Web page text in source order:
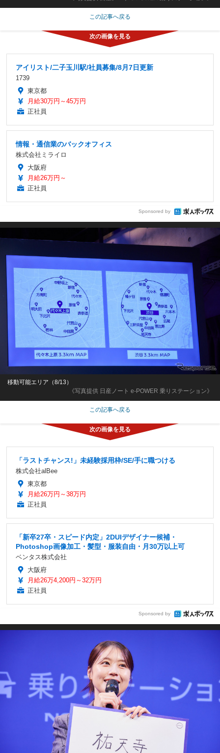
この記事へ戻る
アイリスト/二子玉川駅/社員募集/8月7日更新
1739
東京都
月給30万円～45万円
正社員
情報・通信業のバックオフィス
株式会社ミライロ
大阪府
月給26万円～
正社員
Sponsored by
《写真提供 日産ノート e-POWER 乗りステーション》
移動可能エリア（8/13）
この記事へ戻る
「ラストチャンス!」未経験採用枠/SE/手に職つける
株式会社alBee
東京都
月給26万円～38万円
正社員
「新卒27卒・スピード内定」2DUIデザイナー候補・
Photoshop画像加工・髪型・服装自由・月30万以上可
ベンタス株式会社
大阪府
月給26万4,200円～32万円
正社員
Sponsored by